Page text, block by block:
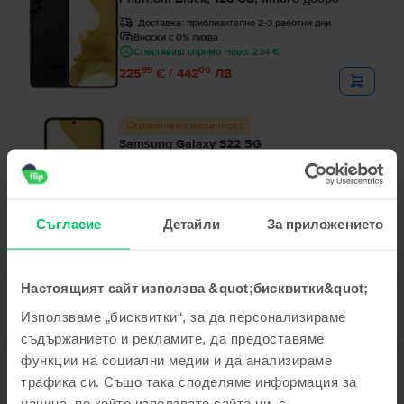
Съгласие Детайли За приложението
Настоящият сайт използва &quot;бисквитки&quot;
Използваме „бисквитки“, за да персонализираме
съдържанието и рекламите, да предоставяме
функции на социални медии и да анализираме
трафика си. Също така споделяме информация за
Доставка: приблизително 2-3 работни дни
Вноски с 0% лихва
Спестяваш спрямо Ново: 234 €
22599 € / 44200 ЛВ
Ограничена наличност
Samsung Galaxy S22 5G
Phantom Black, 128 GB, Отлично
приблизително 2-3 работни дни
€ / 477 ЛВ
Описание